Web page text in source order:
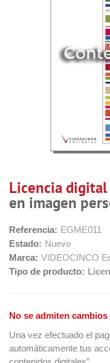
Licencia digital
en imagen
Referencia: EGME011
Estado: Nuevo
Marca: VIDEOCINCO
Tipo de producto:
No se admiten
Una vez efectuado el
automáticamente tus